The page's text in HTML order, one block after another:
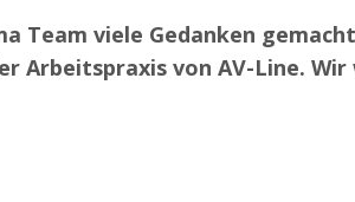
Team viele Gedanken
Arbeitspraxis von AV-Line. Wir